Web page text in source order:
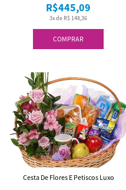
COMPRAR
3x de R$ 148,36
R$445,09
Cesta De Flores E Petiscos Luxo